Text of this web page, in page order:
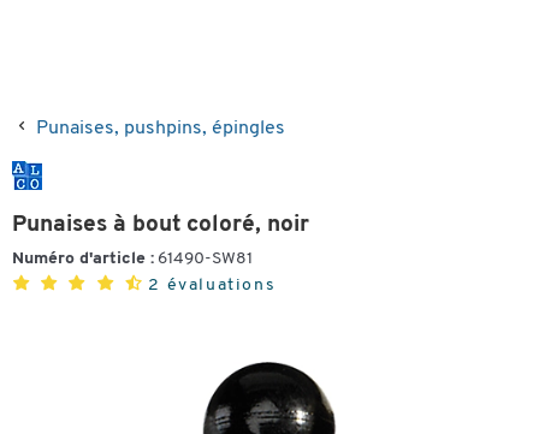
Punaises, pushpins, épingles
Punaises à bout coloré, noir
Numéro d'article : 61490-SW81
2 évaluations